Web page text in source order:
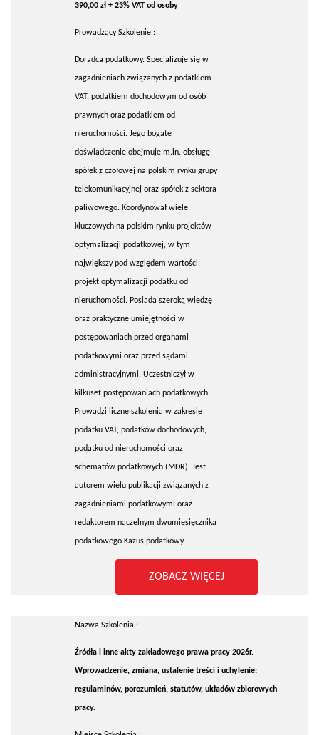
390,00 zł + 23% VAT od osoby
Prowadzący Szkolenie :
Doradca podatkowy. Specjalizuje się w
zagadnieniach związanych z podatkiem
VAT, podatkiem dochodowym od osób
prawnych oraz podatkiem od
nieruchomości. Jego bogate
doświadczenie obejmuje m.in. obsługę
spółek z czołowej na polskim rynku grupy
telekomunikacyjnej oraz spółek z sektora
paliwowego. Koordynował wiele
kluczowych na polskim rynku projektów
optymalizacji podatkowej, w tym
największy pod względem wartości,
projekt optymalizacji podatku od
nieruchomości. Posiada szeroką wiedzę
oraz praktyczne umiejętności w
postępowaniach przed organami
podatkowymi oraz przed sądami
administracyjnymi. Uczestniczył w
kilkuset postępowaniach podatkowych.
Prowadzi liczne szkolenia w zakresie
podatku VAT, podatków dochodowych,
podatku od nieruchomości oraz
schematów podatkowych (MDR). Jest
autorem wielu publikacji związanych z
zagadnieniami podatkowymi oraz
redaktorem naczelnym dwumiesięcznika
podatkowego Kazus podatkowy.
ZOBACZ WIĘCEJ
Nazwa Szkolenia :
Źródła i inne akty zakładowego prawa pracy 2026r.
Wprowadzenie, zmiana, ustalenie treści i uchylenie:
regulaminów, porozumień, statutów, układów zbiorowych
pracy.